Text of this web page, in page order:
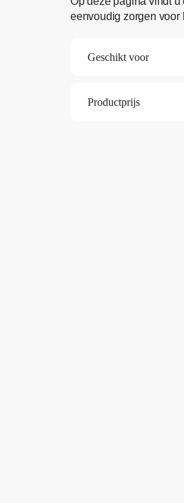
eenvoudig zorgen voor
Geschikt voor
Productprijs